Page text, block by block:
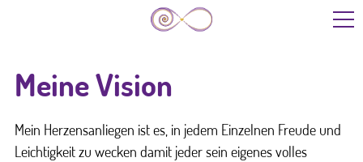
Start
Leistungen
Meine Vision
Mein Herzensanliegen ist es, in jedem Einzelnen Freude und
Leichtigkeit zu wecken damit jeder sein eigenes volles